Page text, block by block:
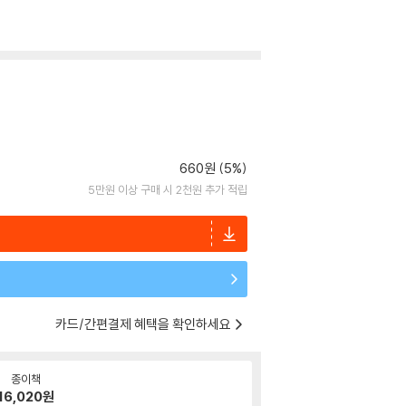
660원 (5%)
5만원 이상 구매 시 2천원 추가 적립
카드/간편결제 혜택을 확인하세요
종이책
원